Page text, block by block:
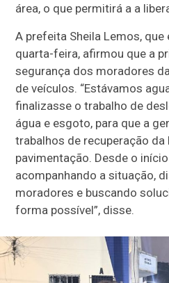
área, o que permitirá a a
A prefeita Sheila Lemos,
quarta-feira, afirmou que a
segurança dos moradores
de veículos. “Estávamos
finalizasse o trabalho de
água e esgoto, para que a
trabalhos de recuperação da
pavimentação. Desde o
acompanhando a situação,
moradores e buscando
forma possível”, disse.